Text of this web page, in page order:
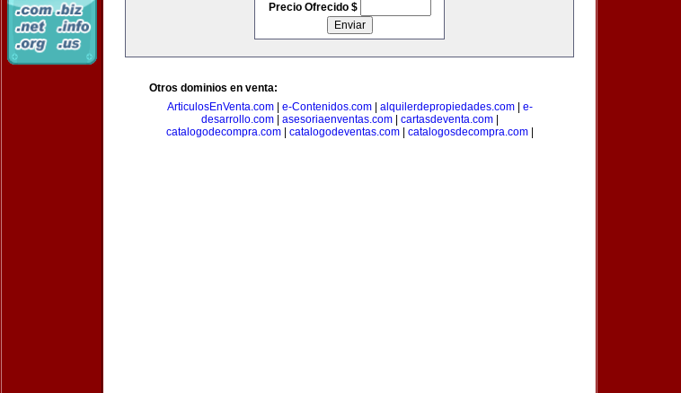
Precio Ofrecido $
Otros dominios en venta:
ArticulosEnVenta.com| e-Contenidos.com| alquilerdepropiedades.com| e-
desarrollo.com| asesoriaenventas.com| cartasdeventa.com|
catalogodecompra.com| catalogodeventas.com| catalogosdecompra.com|